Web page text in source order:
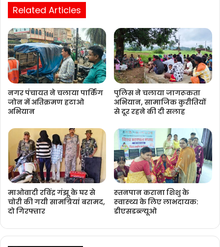
Related Articles
नगर पंचायत ने चलाया पार्किंग
जोन में अतिक्रमण हटाओ
अभियान
पुलिस ने चलाया जागरूकता
अभियान, सामाजिक कुरीतियों
से दूर रहने की दी सलाह
माओवादी रविंद्र गंझू के घर से
चोरी की गयी सामग्रियां बरामद,
दो गिरफ्तार
स्‍तनपान कराना शिशु के
स्‍वास्‍थ्‍य के लिए लाभदायक:
डीएसडब्‍ल्‍यूओ